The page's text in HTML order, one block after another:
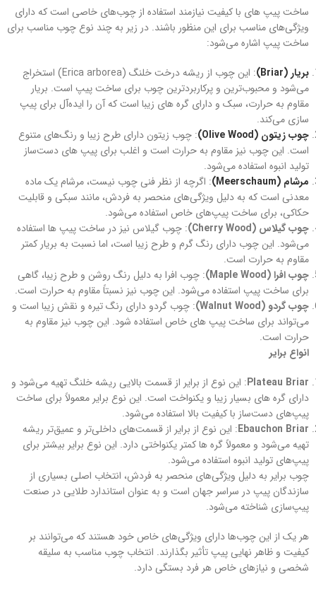
ساخت پیپ‌ های با کیفیت نیازمند استفاده از چوب‌های خاصی است که دارای
ویژگی‌های مناسب برای این منظور باشند. در زیر به چند نوع چوب مناسب برای
ساخت پیپ اشاره می‌شود:
بریار (Briar)
: این چوب از ریشه درخت خلنگ (Erica arborea) استخراج
می‌شود و محبوب‌ترین و پرکاربردترین چوب برای ساخت پیپ است. بریار
مقاوم به حرارت، سبک و دارای گره های زیبا است که آن را ایده‌آل برای پیپ‌
سازی می‌کند.
چوب زیتون (Olive Wood)
: چوب زیتون دارای طرح زیبا و رنگ‌های متنوع
است. این چوب نیز مقاوم به حرارت است و اغلب برای پیپ‌ های دست‌ساز
تولید انبوه استفاده می‌شود.
مرشام (Meerschaum)
: اگرچه از نظر فنی چوب نیست، مرشام یک ماده
معدنی است که به دلیل ویژگی‌های منحصر به فردش، مانند سبکی و قابلیت
حکاکی، برای ساخت پیپ‌های خاص استفاده می‌شود.
چوب گیلاس (Cherry Wood)
: چوب گیلاس نیز در ساخت پیپ‌ ها استفاده
می‌شود. این چوب دارای رنگ گرم و طرح زیبا است، اما نسبت به بریار کمتر
مقاوم به حرارت است.
چوب افرا (Maple Wood)
: چوب افرا به دلیل رنگ روشن و طرح زیبا، گاهی
برای ساخت پیپ استفاده می‌شود. این چوب نیز نسبتاً مقاوم به حرارت است.
چوب گردو (Walnut Wood)
: چوب گردو دارای رنگ تیره و نقش زیبا است و
می‌تواند برای ساخت پیپ‌ های خاص استفاده شود. این چوب نیز مقاوم به
حرارت است.
انواع برایر
Plateau Briar: این نوع از برایر از قسمت بالایی ریشه خلنگ تهیه می‌شود و
دارای گره های بسیار زیبا و یکنواخت است. این نوع برایر معمولاً برای ساخت
پیپ‌های دست‌ساز با کیفیت بالا استفاده می‌شود.
Ebauchon Briar: این نوع از برایر از قسمت‌های داخلی‌تر و عمیق‌تر ریشه
تهیه می‌شود و معمولاً گره ها کمتر یکنواختی دارد. این نوع برایر بیشتر برای
پیپ‌های تولید انبوه استفاده می‌شود.
چوب برایر به دلیل ویژگی‌های منحصر به فردش، انتخاب اصلی بسیاری از
سازندگان پیپ در سراسر جهان است و به عنوان استاندارد طلایی در صنعت
پیپ‌سازی شناخته می‌شود.
هر یک از این چوب‌ها دارای ویژگی‌های خاص خود هستند که می‌توانند بر
کیفیت و ظاهر نهایی پیپ تأثیر بگذارند. انتخاب چوب مناسب به سلیقه
شخصی و نیازهای خاص هر فرد بستگی دارد.